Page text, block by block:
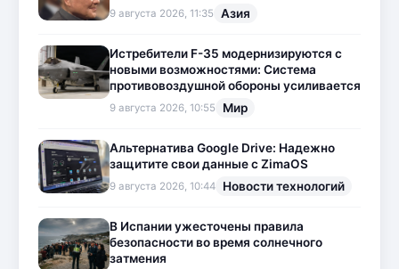
9 августа 2026, 11:35 Азия
Истребители F-35 модернизируются с
новыми возможностями: Система
противовоздушной обороны усиливается
9 августа 2026, 10:55 Мир
Альтернатива Google Drive: Надежно
защитите свои данные с ZimaOS
9 августа 2026, 10:44 Новости технологий
В Испании ужесточены правила
безопасности во время солнечного
затмения